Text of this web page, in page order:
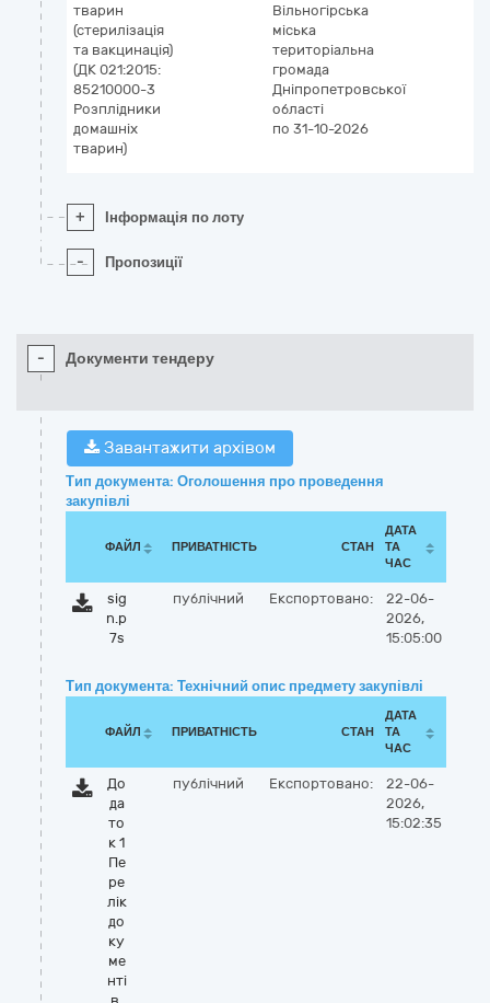
тварин
(стерилізація
та вакцинація)
(ДК 021:2015:
85210000-3
Розплідники
домашніх
тварин)
Вільногірська
міська
територіальна
громада
Дніпропетровської
області
по 31-10-2026
+ Інформація по лоту
- Пропозиції
- Документи тендеру
Завантажити архівом
Тип документа: Оголошення про проведення
закупівлі
ФАЙЛ ПРИВАТНІСТЬ СТАН
ДАТА
ТА
ЧАС
sig
n.p
7s
публічний Експортовано:
22-06-
2026,
15:05:00
Тип документа: Технічний опис предмету закупівлі
ФАЙЛ ПРИВАТНІСТЬ СТАН
ДАТА
ТА
ЧАС
До
да
то
к 1
Пе
ре
лік
до
ку
ме
нті
публічний Експортовано:
22-06-
2026,
15:02:35